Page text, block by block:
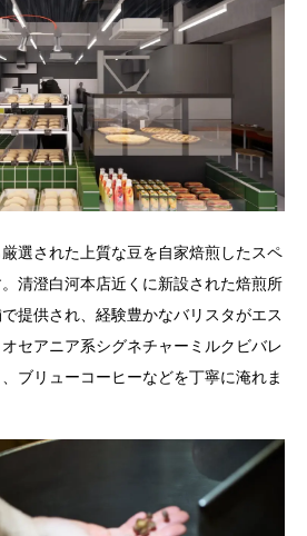
選された上質な豆を自家焙煎したスペ
清澄白河本店近くに新設された焙煎所
提供され、経験豊かなバリスタがエス
セアニア系シグネチャーミルクビバレ
ブリューコーヒーなどを丁寧に淹れま